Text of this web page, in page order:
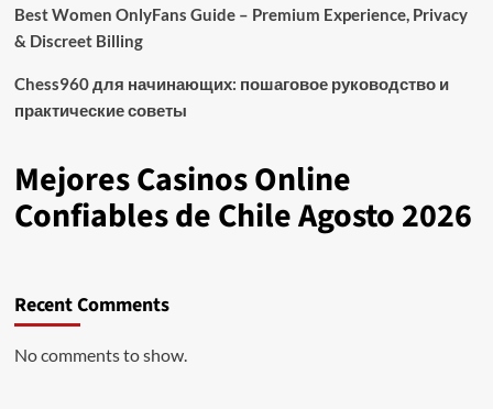
sempat
di
sosial.
Best Women OnlyFans Guide – Premium Experience, Privacy
& Discreet Billing
Chess960 для начинающих: пошаговое руководство и
практические советы
Mejores Casinos Online
Confiables de Chile Agosto 2026
Recent Comments
No comments to show.